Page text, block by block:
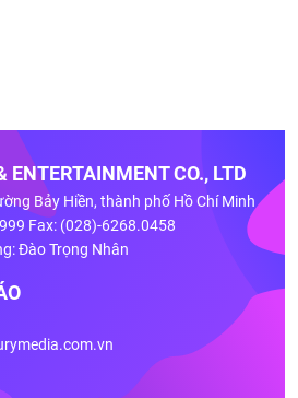
ENTERTAINMENT CO., LTD
Bảy Hiền, thành phố Hồ Chí Minh
Fax: (028)-6268.0458
Đào Trọng Nhân